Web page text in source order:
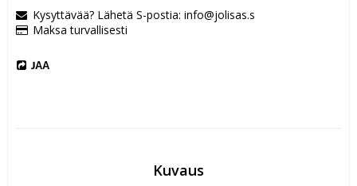
Kysyttävää? Lähetä S-postia: info@jolisas.s
Maksa turvallisesti
JAA
Kuvaus